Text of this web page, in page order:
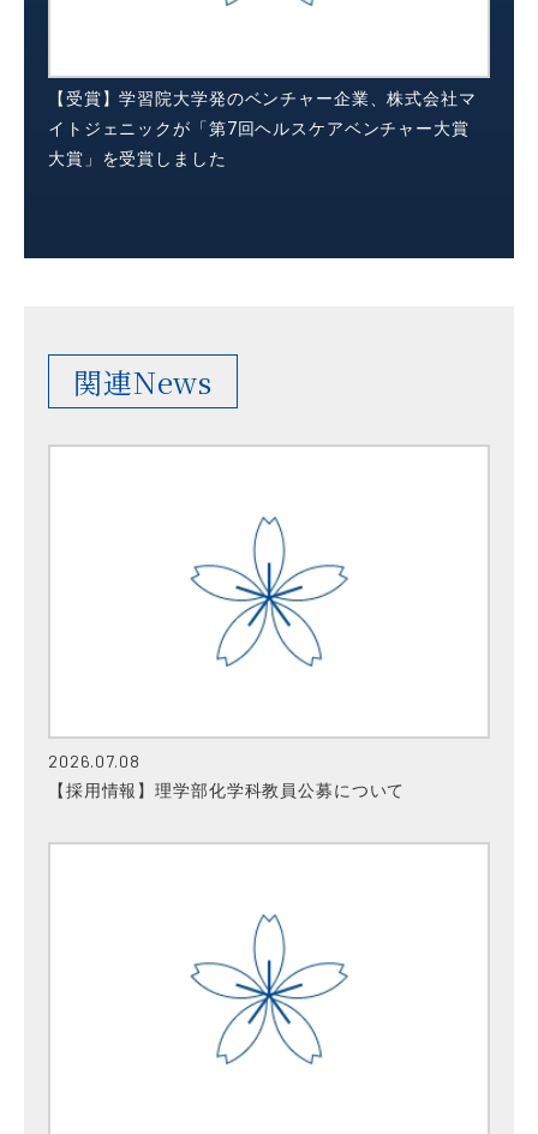
【受賞】学習院大学発のベンチャー企業、株式会社マ
イトジェニックが「第7回ヘルスケアベンチャー大賞
大賞」を受賞しました
関連News
2026.07.08
【採用情報】理学部化学科教員公募について